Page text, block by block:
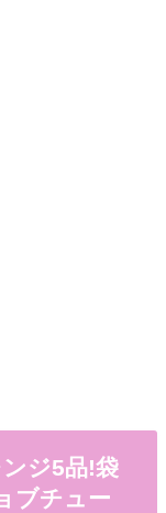
ジ5品!袋
ブチュー